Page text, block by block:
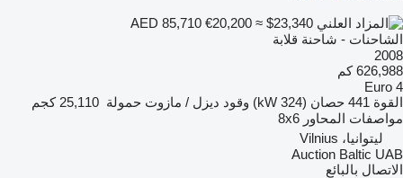
€20,200 ≈ $23,340
الشاحنات - شاحنة قلابة
2008
626,988 كم
Euro 4
القوة 441 حصان (324 kW) وقود ديزل / مازوت حمولة 25,110 كجم
مواصفات المحاور 8x6
ليتوانيا، Vilnius
Auction Baltic UAB
الاتصال بالبائع